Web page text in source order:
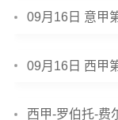
09月16日 意甲
09月16日 西甲
西甲-罗伯托-费